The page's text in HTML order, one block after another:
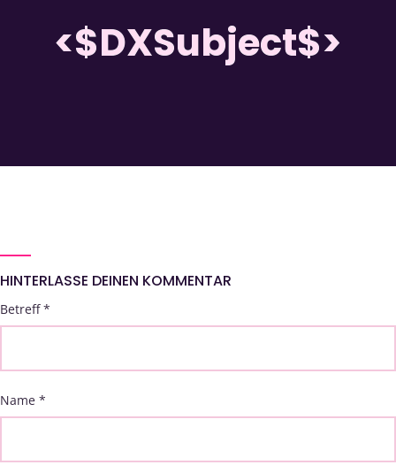
<$DXSubject$>
HINTERLASSE DEINEN KOMMENTAR
Betreff*
Name *